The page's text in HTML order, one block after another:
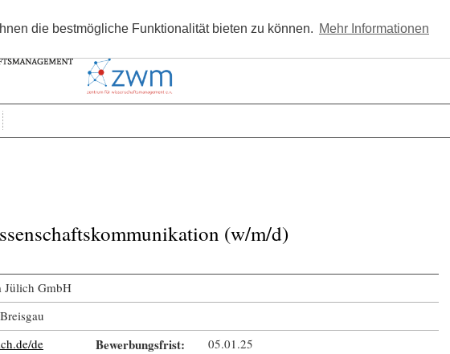
die bestmögliche Funktionalität bieten zu können. Mehr Informationen
Kostenlos registrieren
(w/m/d)
Jülich GmbH
de Bewerbungsfrist: 05.01.25